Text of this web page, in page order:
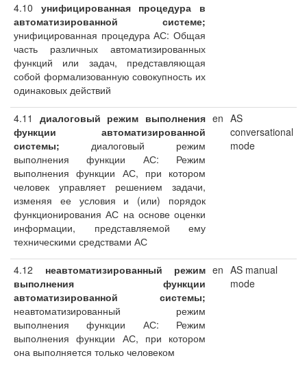
4.10 унифицированная процедура в
автоматизированной системе;
унифицированная процедура АС: Общая
часть различных автоматизированных
функций или задач, представляющая
собой формализованную совокупность их
одинаковых действий
4.11 диалоговый режим выполнения
функции автоматизированной
системы; диалоговый режим
выполнения функции АС: Режим
выполнения функции АС, при котором
человек управляет решением задачи,
изменяя ее условия и (или) порядок
функционирования АС на основе оценки
информации, представляемой ему
техническими средствами АС
en AS
conversational
mode
4.12 неавтоматизированный режим
выполнения функции
автоматизированной системы;
неавтоматизированный режим
выполнения функции АС: Режим
выполнения функции АС, при котором
она выполняется только человеком
en AS manual
mode